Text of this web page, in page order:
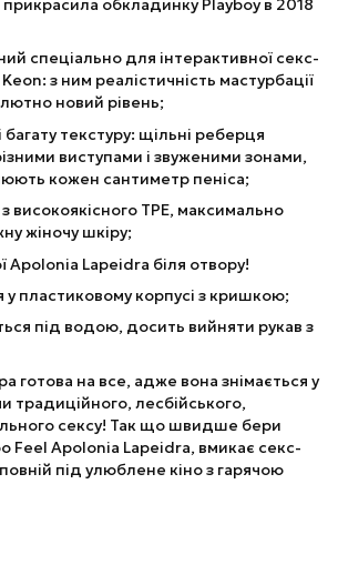
обкладинку Playboy в 2018
спеціально для інтерактивної секс-
з ним реалістичність мастурбації
новий рівень;
текстуру: щільні реберця
виступами і звуженими зонами,
кожен сантиметр пеніса;
високоякісного TPE, максимально
жіночу шкіру;
Apolonia Lapeidra біля отвору!
у пластиковому корпусі з кришкою;
під водою, досить вийняти рукав з
готова на все, адже вона знімається у
традиційного, лесбійського,
сексу! Так що швидше бери
Feel Apolonia Lapeidra, вмикає секс-
під улюблене кіно з гарячою